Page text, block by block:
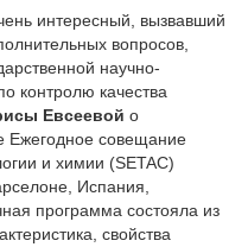
интересный, вызвавший
вопросов,
научно-
контролю качества
Евсеевой о
Ежегодное совещание
и химии (SETAC)
Испания,
программа состояла из
свойства